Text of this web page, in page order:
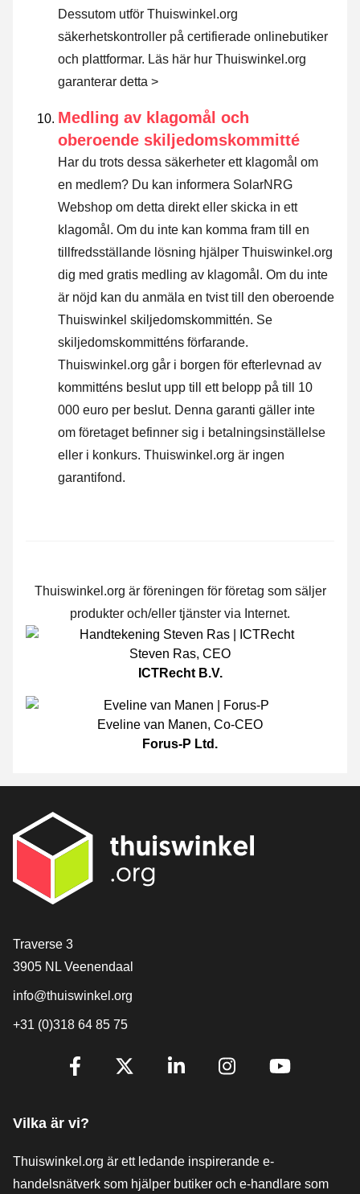
Dessutom utför Thuiswinkel.org
säkerhetskontroller på certifierade onlinebutiker
och plattformar. Läs här hur Thuiswinkel.org
garanterar detta >
Medling av klagomål och
oberoende skiljedomskommitté
Har du trots dessa säkerheter ett klagomål om
en medlem? Du kan informera SolarNRG
Webshop om detta direkt eller skicka in ett
klagomål . Om du inte kan komma fram till en
tillfredsställande lösning hjälper Thuiswinkel.org
dig med gratis medling av klagomål. Om du inte
är nöjd kan du anmäla en tvist till den oberoende
Thuiswinkel skiljedomskommittén. Se
skiljedomskommitténs förfarande.
Thuiswinkel.org går i borgen för efterlevnad av
kommitténs beslut upp till ett belopp på till 10
000 euro per beslut. Denna garanti gäller inte
om företaget befinner sig i betalningsinställelse
eller i konkurs. Thuiswinkel.org är ingen
garantifond.
Thuiswinkel.org är föreningen för företag som säljer
produkter och/eller tjänster via Internet.
Steven Ras, CEO
ICTRecht B.V.
Eveline van Manen, Co-CEO
Forus-P Ltd.
[_General:Contact]
Traverse 3
3905 NL Veenendaal
info@thuiswinkel.org
+31 (0)318 64 85 75
[_General:SocialMediaTitle]
Vilka är vi?
Thuiswinkel.org är ett ledande inspirerande e-
handelsnätverk som hjälper butiker och e-handlare som